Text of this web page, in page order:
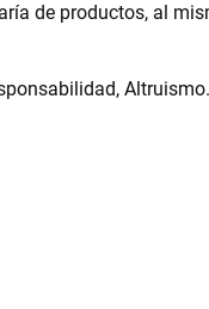
de productos, al
Altruismo.